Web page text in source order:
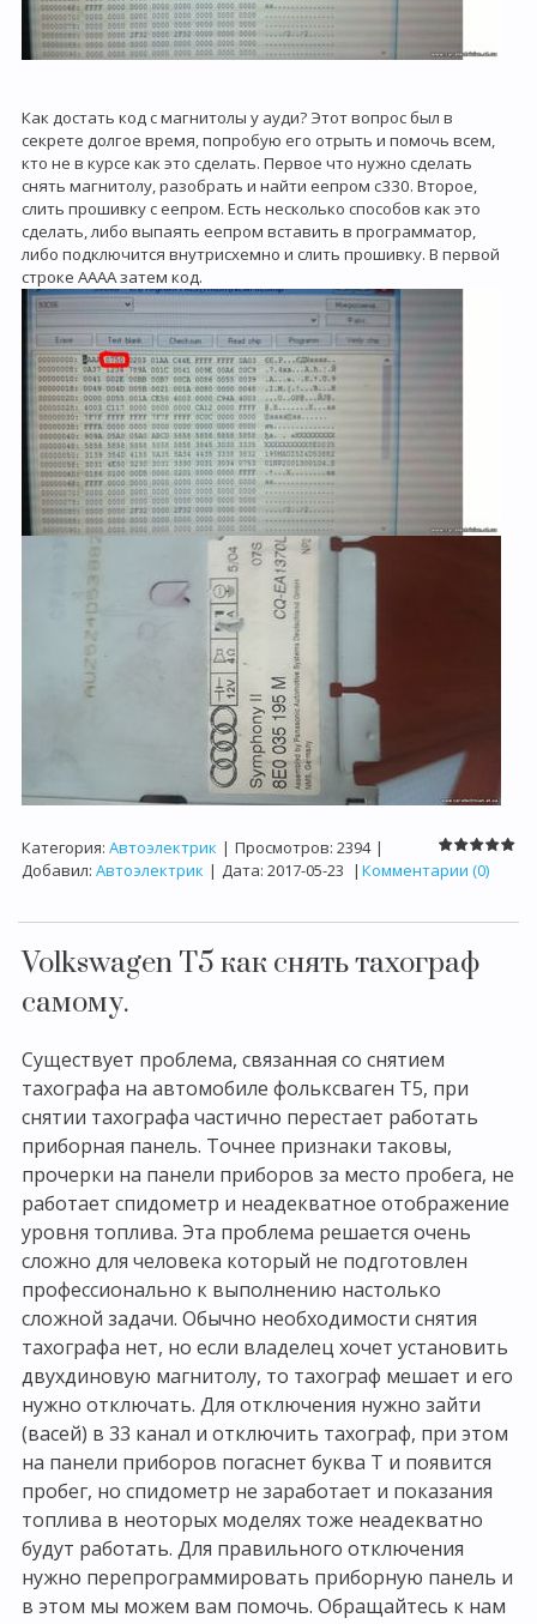
Как достать код с магнитолы у ауди? Этот вопрос был в
секрете долгое время, попробую его отрыть и помочь всем,
кто не в курсе как это сделать. Первое что нужно сделать
снять магнитолу, разобрать и найти еепром с330. Второе,
слить прошивку с еепром. Есть несколько способов как это
сделать, либо выпаять еепром вставить в программатор,
либо подключится внутрисхемно и слить прошивку. В первой
строке AAAAзатем код.
Категория: Автоэлектрик | Просмотров: 2394 |
Добавил: Автоэлектрик | Дата: 2017-05-23 | Комментарии (0)
Volkswagen T5 как снять тахограф
самому.
Существует проблема, связанная со снятием
тахографа на автомобиле фольксваген Т5, при
снятии тахографа частично перестает работать
приборная панель. Точнее признаки таковы,
прочерки на панели приборов за место пробега, не
работает спидометр и неадекватное отображение
уровня топлива. Эта проблема решается очень
сложно для человека который не подготовлен
профессионально к выполнению настолько
сложной задачи. Обычно необходимости снятия
тахографа нет, но если владелец хочет установить
двухдиновую магнитолу, то тахограф мешает и его
нужно отключать. Для отключения нужно зайти
(васей) в 33 канал и отключить тахограф, при этом
на панели приборов погаснет буква Т и появится
пробег, но спидометр не заработает и показания
топлива в неоторых моделях тоже неадекватно
будут работать. Для правильного отключения
нужно перепрограммировать приборную панель и
в этом мы можем вам помочь. Обращайтесь к нам